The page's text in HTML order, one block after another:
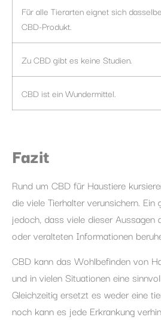
Für alle Tierarten eignet sich dasselbe
CBD-Produkt.
Zu CBD gibt es keine Studien.
CBD ist ein Wundermittel.
Fazit
Rund um CBD für Haustiere
die viele Tierhalter verunsichern. Ein
jedoch, dass viele dieser Aussagen
oder veralteten Informationen
CBD kann das Wohlbefinden von
und in vielen Situationen eine
Gleichzeitig ersetzt es weder eine
noch kann es jede Erkrankung